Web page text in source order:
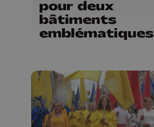
pour deux
bâtiments
emblématiques